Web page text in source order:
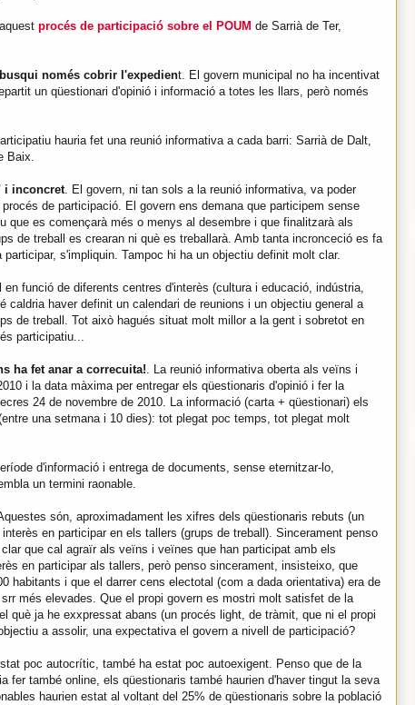
procés de participació sobre el POUM de Sarrià de Ter,
només cobrir l'expedient. El govern municipal no ha incentivat
un qüestionari d'opinió i informació a totes les llars, però només
hauria fet una reunió informativa a cada barri: Sarrià de Dalt,
Baix.
i inconcret . El govern, ni tan sols a la reunió informativa, va poder
de participació. El govern ens demana que participem sense
que es començarà més o menys al desembre i que finalitzarà als
de treball es crearan ni què es treballarà. Amb tanta incronceció es fa
s'impliquin. Tampoc hi ha un objectiu definit molt clar.
funció de diferents centres d'interès (cultura i educació, indústria,
haver definit un calendari de reunions i un objectiu general a
de treball. Tot això hagués situat molt millor a la gent i sobretot en
participatiu...
ha fet anar a correcuita! . La reunió informativa oberta als veïns i
i la data màxima per entregar els qüestionaris d'opinió i fer la
24 de novembre de 2010. La informació (carta + qüestionari) els
una setmana i 10 dies): tot plegat poc temps, tot plegat molt
d'informació i entrega de documents, sense eternitzar-lo,
un termini raonable.
Aquestes són, aproximadament les xifres dels qüestionaris rebuts (un
en participar en els tallers (grups de treball). Sincerament penso
que cal agraïr als veïns i veïnes que han participat amb els
en participar als tallers, però penso sincerament, insisteixo, que
habitants i que el darrer cens electotal (com a dada orientativa) era de
més elevades. Que el propi govern es mostri molt satisfet de la
què ja he exxpressat abans (un procés light, de tràmit, que ni el propi
a assolir, una expectativa el govern a nivell de participació?
poc autocrític, també ha estat poc autoexigent. Penso que de la
fer també online, els qüestionaris també haurien d'haver tingut la seva
haurien estat al voltant del 25% de qüestionaris sobre la població